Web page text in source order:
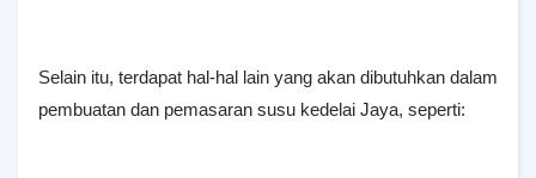
Selain itu, terdapat hal-hal lain yang akan dibutuhkan dalam
pembuatan dan pemasaran susu kedelai Jaya, seperti: